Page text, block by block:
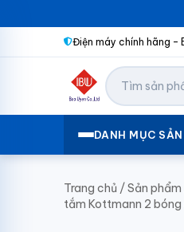
Điện máy chính hãng –
DANH MỤC
Trang chủ /Sản phẩm
tắm Kottmann 2